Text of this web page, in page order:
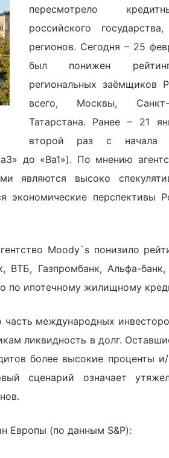
пересмотрело
российского
регионов. Сегодня – 25
был понижен
региональных заёмщиков
всего, Москвы,
Татарстана. Ранее – 21
второй раз с начала
до «Ba1»). По мнению
являются высоко
экономические перспективы
Moody`s понизило
ВТБ, Газпромбанк, Альфа-банк,
по ипотечному жилищному
международных
ликвидность в долг.
более высокие проценты
сценарий означает
Европы (по данным S&P):